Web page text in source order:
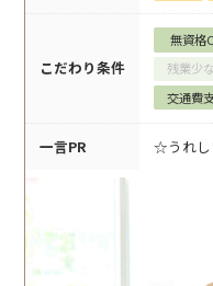
こだわり条件
無資格
残業少
交通費
一言PR ☆うれし